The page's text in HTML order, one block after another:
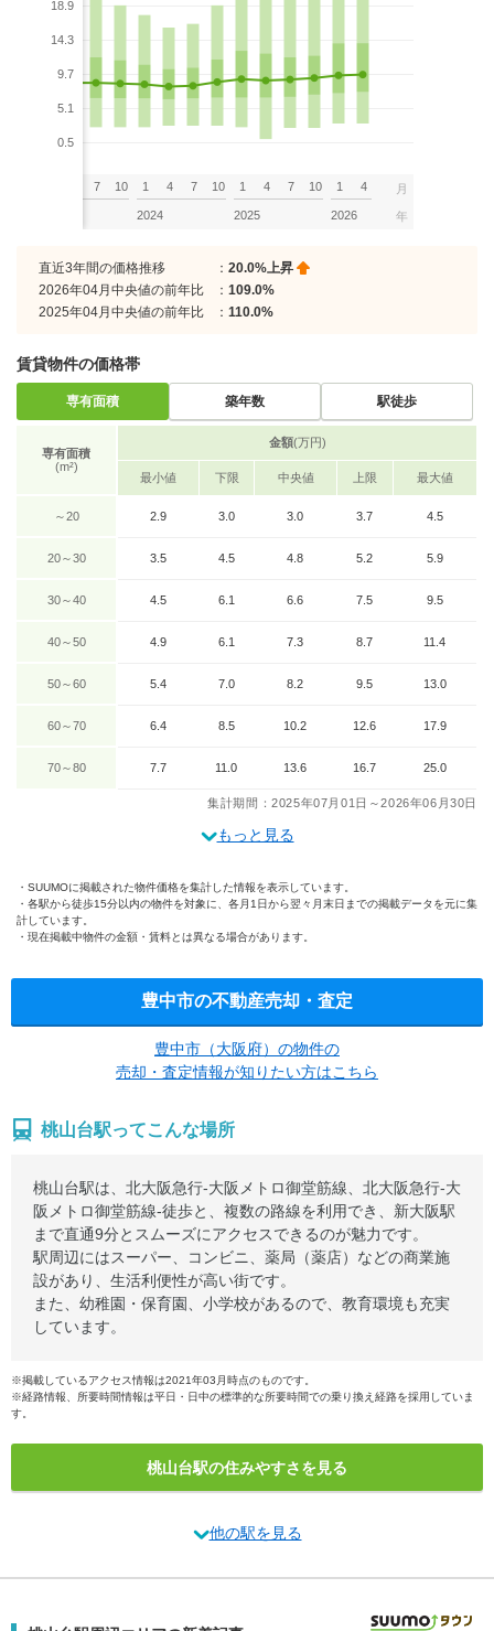
18.9
14.3
9.7
5.1
0.5
7 10 1 4 7 10
2024
1 4 7 10
2025
1 4
2026
月
年
直近3年間の価格推移 ： 20.0%上昇
2026年04月中央値の前年比
： 109.0%
2025年04月中央値の前年比
： 110.0%
賃貸物件の価格帯
専有面積 築年数 駅徒歩
専有面積
(m²)
金額(万円)
最小値 下限 中央値 上限 最大値
～20 2.9 3.0 3.0 3.7 4.5
20～30 3.5 4.5 4.8 5.2 5.9
30～40 4.5 6.1 6.6 7.5 9.5
40～50 4.9 6.1 7.3 8.7 11.4
50～60 5.4 7.0 8.2 9.5 13.0
60～70 6.4 8.5 10.2 12.6 17.9
70～80 7.7 11.0 13.6 16.7 25.0
集計期間：2025年07月01日～2026年06月30日
もっと見る
SUUMOに掲載された物件価格を集計した情報を表示しています。
各駅から徒歩15分以内の物件を対象に、各月1日から翌々月末日までの掲載データを元に集
計しています。
現在掲載中物件の金額・賃料とは異なる場合があります。
豊中市の不動産売却・査定
豊中市（大阪府）の物件の
売却・査定情報が知りたい方はこちら
桃山台駅ってこんな場所
桃山台駅は、北大阪急行-大阪メトロ御堂筋線、北大阪急行-大
阪メトロ御堂筋線-徒歩と、複数の路線を利用でき、新大阪駅
まで直通9分とスムーズにアクセスできるのが魅力です。
駅周辺にはスーパー、コンビニ、薬局（薬店）などの商業施
設があり、生活利便性が高い街です。
また、幼稚園・保育園、小学校があるので、教育環境も充実
しています。
※掲載しているアクセス情報は2021年03月時点のものです。
※経路情報、所要時間情報は平日・日中の標準的な所要時間での乗り換え経路を採用していま
す。
桃山台駅の住みやすさを見る
他の駅を見る